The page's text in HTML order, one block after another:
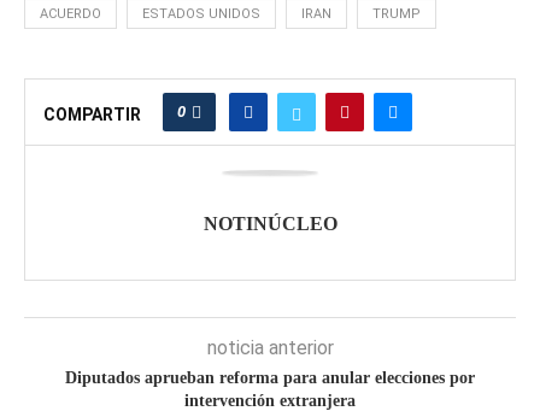
ACUERDO ESTADOS UNIDOS IRAN TRUMP
COMPARTIR 0
NOTINÚCLEO
noticia anterior
Diputados aprueban reforma para anular elecciones por
intervención extranjera